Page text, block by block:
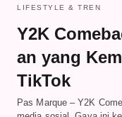
LIFESTYLE & TREN
Y2K
an yang
TikTok
Pas Marque – Y2K